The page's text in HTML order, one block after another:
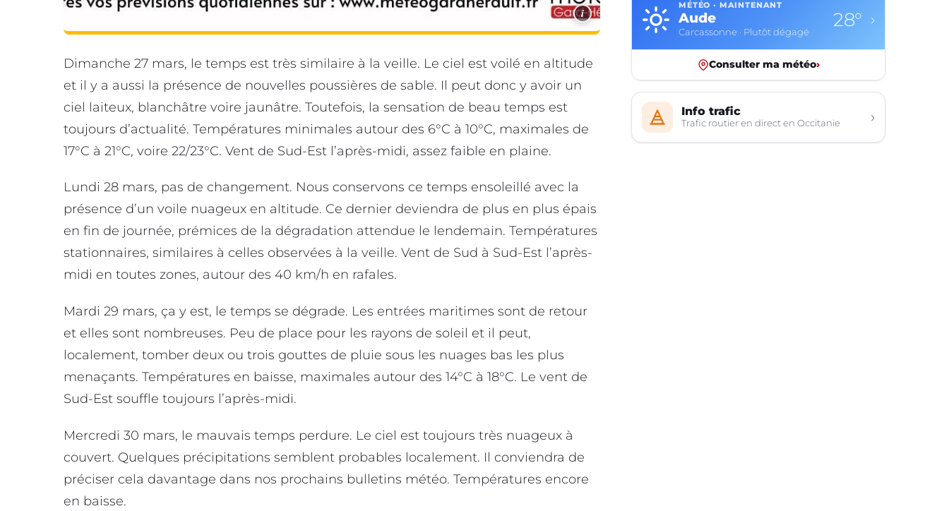
i
Dimanche 27 mars, le temps est très similaire à la veille. Le ciel est voilé en altitude
et il y a aussi la présence de nouvelles poussières de sable. Il peut donc y avoir un
ciel laiteux, blanchâtre voire jaunâtre. Toutefois, la sensation de beau temps est
toujours d’actualité. Températures minimales autour des 6°C à 10°C, maximales de
17°C à 21°C, voire 22/23°C. Vent de Sud-Est l’après-midi, assez faible en plaine.
Lundi 28 mars, pas de changement. Nous conservons ce temps ensoleillé avec la
présence d’un voile nuageux en altitude. Ce dernier deviendra de plus en plus épais
en fin de journée, prémices de la dégradation attendue le lendemain. Températures
stationnaires, similaires à celles observées à la veille. Vent de Sud à Sud-Est l’après-
midi en toutes zones, autour des 40 km/h en rafales.
Mardi 29 mars, ça y est, le temps se dégrade. Les entrées maritimes sont de retour
et elles sont nombreuses. Peu de place pour les rayons de soleil et il peut,
localement, tomber deux ou trois gouttes de pluie sous les nuages bas les plus
menaçants. Températures en baisse, maximales autour des 14°C à 18°C. Le vent de
Sud-Est souffle toujours l’après-midi.
Mercredi 30 mars, le mauvais temps perdure. Le ciel est toujours très nuageux à
couvert. Quelques précipitations semblent probables localement. Il conviendra de
préciser cela davantage dans nos prochains bulletins météo. Températures encore
en baisse.
MÉTÉO · MAINTENANT
Aude
Carcassonne · Plutôt dégagé
28° ›
Consulter ma météo›
Info trafic
Trafic routier en direct en Occitanie ›